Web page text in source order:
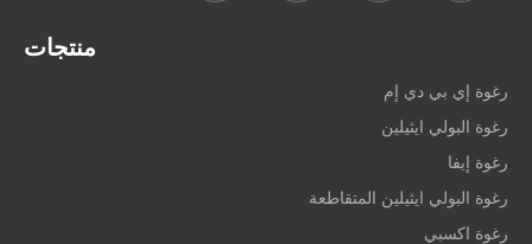
منتجات
رغوة إي بي دي إم
رغوة البولي ايثيلين
رغوة إيفا
رغوة البولي ايثيلين المتقاطعة
رغوة اكسبي